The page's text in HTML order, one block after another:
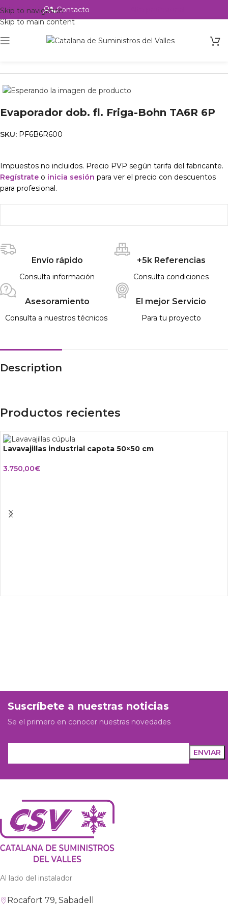
Skip to navigation
Skip to main content
Contacto
Evaporador dob. fl. Friga-Bohn TA6R 6P
SKU: PF6B6R600
Impuestos no incluidos. Precio PVP según tarifa del fabricante.
Regístrate o inicia sesión para ver el precio con descuentos
para profesional.
Envío rápido
Consulta información
+5k Referencias
Consulta condiciones
Asesoramiento
Consulta a nuestros técnicos
El mejor Servicio
Para tu proyecto
Description
Productos recientes
Lavavajillas industrial capota 50×50 cm
3.750,00€
Suscríbete a nuestras noticias
Se el primero en conocer nuestras novedades
Al lado del instalador
Rocafort 79, Sabadell